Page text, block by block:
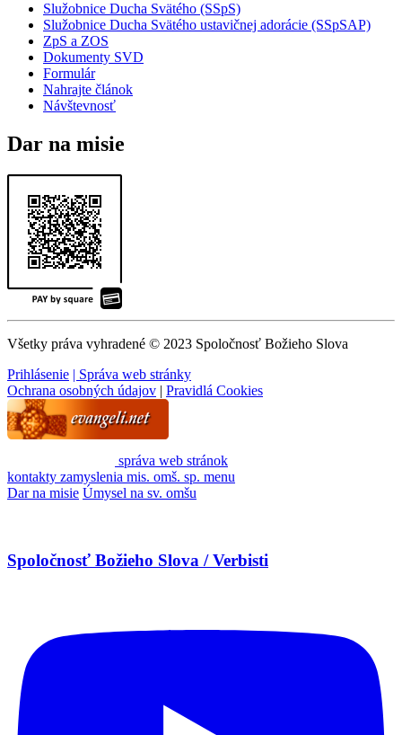
Služobnice Ducha Svätého (SSpS)
Služobnice Ducha Svätého ustavičnej adorácie (SSpSAP)
ZpS a ZOS
Dokumenty SVD
Formulár
Nahrajte článok
Návštevnosť
Dar na misie
Všetky práva vyhradené © 2023 Spoločnosť Božieho Slova
Prihlásenie | Správa web stránky
Ochrana osobných údajov | Pravidlá Cookies
správa web stránok
kontakty zamyslenia mis. omš. sp. menu
Dar na misie Úmysel na sv. omšu
Spoločnosť Božieho Slova / Verbisti